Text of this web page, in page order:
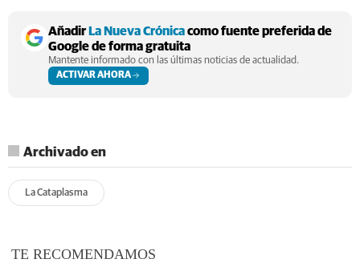
AñadirLa Nueva Crónicacomo fuente preferida de
Google de forma gratuita
Mantente informado con las últimas noticias de actualidad.
ACTIVAR AHORA
Archivado en
La Cataplasma
TE RECOMENDAMOS